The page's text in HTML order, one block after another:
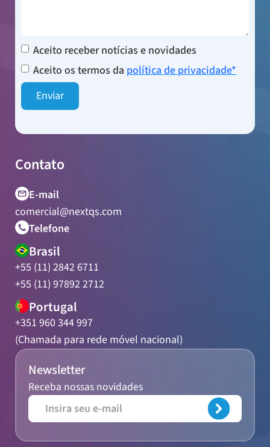
Aceito receber notícias e novidades
Aceito os termos da política de privacidade*
Contato
E-mail
comercial@nextqs.com
Telefone
Brasil
+55 (11) 2842 6711
+55 (11) 97892 2712
Portugal
+351 960 344 997
(Chamada para rede móvel nacional)
Newsletter
Receba nossas novidades